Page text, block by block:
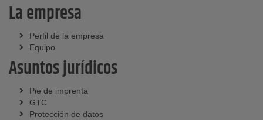
La empresa
Perfil de la empresa
Equipo
Asuntos jurídicos
Pie de imprenta
GTC
Protección de datos